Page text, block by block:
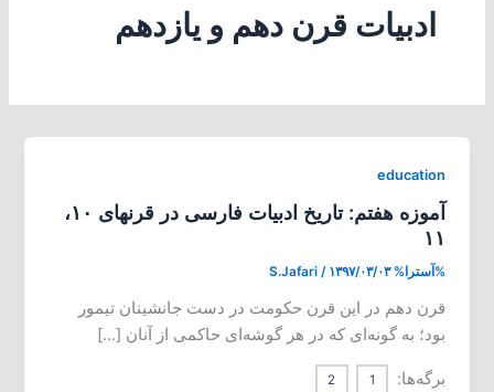
ادبیات قرن دهم و یازدهم
education
آموزه هفتم: تاریخ ادبیات فارسی در قرنهای ۱۰،
۱۱
%آسترا% S.Jafari / ۱۳۹۷/۰۳/۰۳
قرن دهم در این قرن حکومت در دست جانشینان تیمور
بود؛ به گونه‌ای که در هر گوشه‌ای حاکمی از آنان […]
برگه‌ها: 1
2